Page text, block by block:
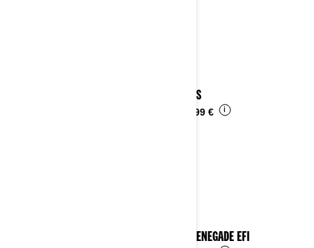
2024 DS
6.399 € i
2024 RENEGADE EFI